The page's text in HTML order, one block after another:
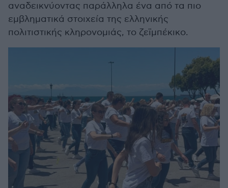
αναδεικνύοντας παράλληλα ένα από τα πιο
εμβληματικά στοιχεία της ελληνικής
πολιτιστικής κληρονομιάς, το ζεϊμπέκικο.